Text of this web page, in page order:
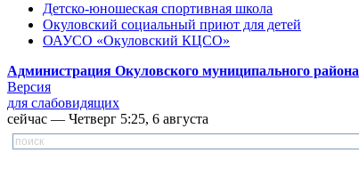
Детско-юношеская спортивная школа
Окуловский социальный приют для детей
ОАУСО «Окуловский КЦСО»
Администрация Окуловского муниципального района
Версия
для слабовидящих
сейчас — Четверг 5:25, 6 августа